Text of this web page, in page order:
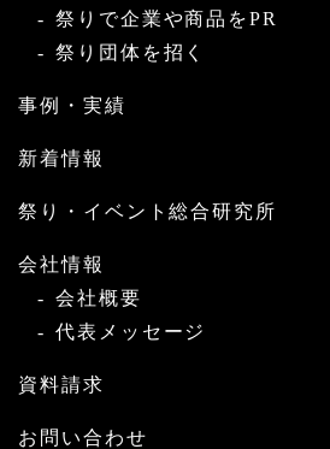
祭りで企業や商品をPR
祭り団体を招く
事例・実績
新着情報
祭り・イベント総合研究所
会社情報
会社概要
代表メッセージ
資料請求
お問い合わせ